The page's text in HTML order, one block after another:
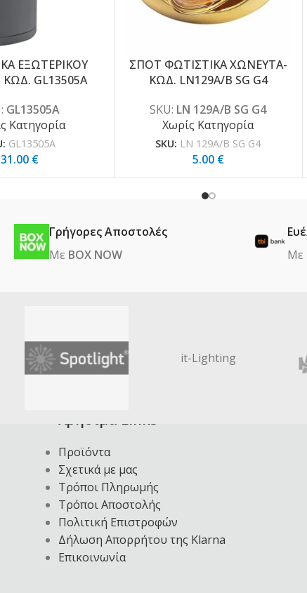
ΕΞΩΤΕΡΙΚΟΥ
GL13505A
GL13505A
Κατηγορία
GL13505A
31.00 €
ΣΠΟΤ ΦΩΤΙΣΤΙΚΑ ΧΩΝΕΥΤΑ-
ΚΩΔ. LN129A/B SG G4
SKU: LN 129A/B SG G4
Χωρίς Κατηγορία
SKU: LN 129A/B SG G4
5.00 €
Γρήγορες Αποστολές
Με BOX NOW
Με
it-Lighting
Χρήσιμα Links
Προϊόντα
Σχετικά με μας
Τρόποι Πληρωμής
Τρόποι Αποστολής
Πολιτική Επιστροφών
Δήλωση Απορρήτου της Klarna
Επικοινωνία